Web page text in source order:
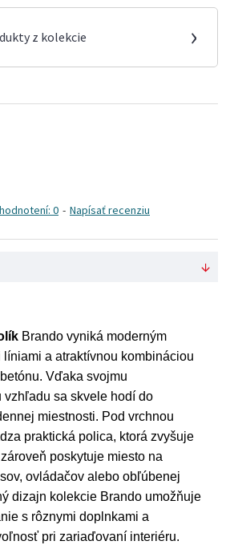
z kolekcie ›
0 - Napísať recenziu
Brando vyniká moderným
a atraktívnou kombináciou
Vďaka svojmu
vzhľadu sa skvele hodí do
miestnosti. Pod vrchnou
praktická polica, ktorá zvyšuje
poskytuje miesto na
ovládačov alebo obľúbenej
dizajn kolekcie Brando umožňuje
s rôznymi doplnkami a
pri zariaďovaní interiéru.